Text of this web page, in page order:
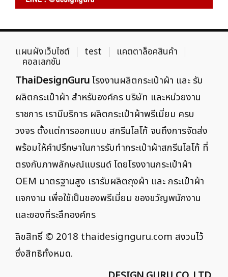
แผนผังเว็บไซต์ test แคตตาล็อคสินค้า
คอลเลกชัน
ThaiDesignGuruโรงงานผลิตกระเป๋าผ้า และ รับ
ผลิตกระเป๋าผ้า สำหรับองค์กร บริษัท และหน่วยงาน
ราชการ เรามีบริการ ผลิตกระเป๋าผ้าพรีเมี่ยม ครบ
วงจร ตั้งแต่การออกแบบ สกรีนโลโก้ จนถึงการจัดส่ง
พร้อมให้คำปรึกษาในการรับทำกระเป๋าผ้าสกรีนโลโก้ ที่
ตรงกับภาพลักษณ์แบรนด์ โดยโรงงานกระเป๋าผ้า
OEM มาตรฐานสูง เรารับผลิตถุงผ้า และ กระเป๋าผ้า
แจกงาน เพื่อใช้เป็นของพรีเมี่ยม ของขวัญพนักงาน
และของที่ระลึกองค์กร
ลิขสิทธิ์ © 2018 thaidesignguru.com สงวนไว้
ซึ่งสิทธิทั้งหมด.